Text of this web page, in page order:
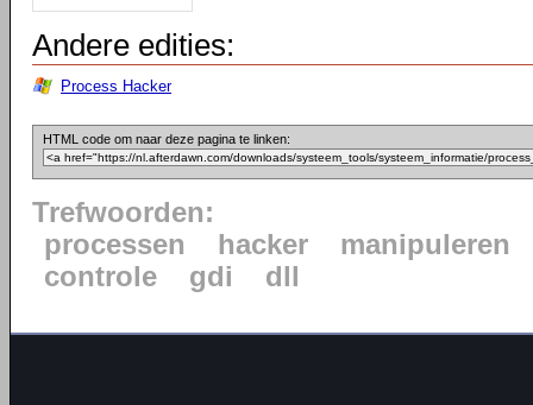
Andere edities:
Process Hacker
HTML code om naar deze pagina te linken:
Trefwoorden:
processen
hacker
manipuleren
controle
gdi dll